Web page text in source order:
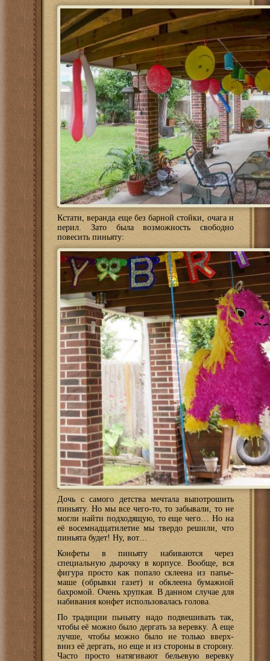
Кстати, веранда еще без барной стойки, очага и
перил. Зато была возможность свободно
повесить пиньяту:
Дочь с самого детства мечтала выпотрошить
пиньяту. Но мы все чего-то, то забывали, то не
могли найти подходящую, то еще чего… Но на
её восемнадцатилетие мы твердо решили, что
пиньята будет! Ну, вот…
Конфеты в пиньяту набиваются через
специальную дырочку в корпусе. Вообще, вся
фигура просто как попало склеена из папье-
маше (обрывки газет) и обклеена бумажной
бахромой. Очень хрупкая. В данном случае для
набивания конфет использовалась голова.
По традиции пьньяту надо подвешивать так,
чтобы её можно было дергать за веревку. А еще
лучше, чтобы можно было не только вверх-
вниз её дергать, но еще и из стороны в сторону.
Часто просто натягивают бельевую веревку